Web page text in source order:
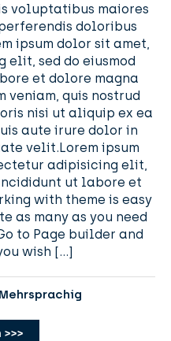
voluptatibus maiores
doloribus
ipsum dolor sit amet,
sed do eiusmod
et dolore magna
veniam, quis nostrud
nisi ut aliquip ex ea
aute irure dolor in
velit.Lorem ipsum
adipisicing elit,
ut labore et
with theme is easy
as many as you need
to Page builder and
wish […]
Mehrsprachig